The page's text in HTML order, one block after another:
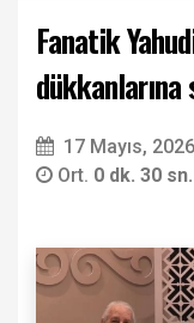
Fanatik
dükkanlarına
17 Mayıs,
Ort. 0 dk. 30 sn.